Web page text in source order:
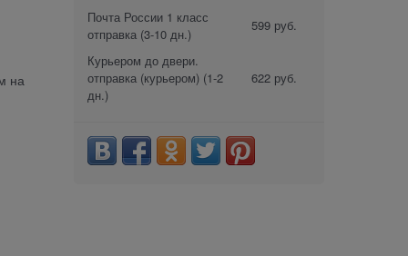
на
Почта России 1 класс
отправка (3-10 дн.)
599 руб.
Курьером до двери.
отправка (курьером) (1-2
дн.)
622 руб.